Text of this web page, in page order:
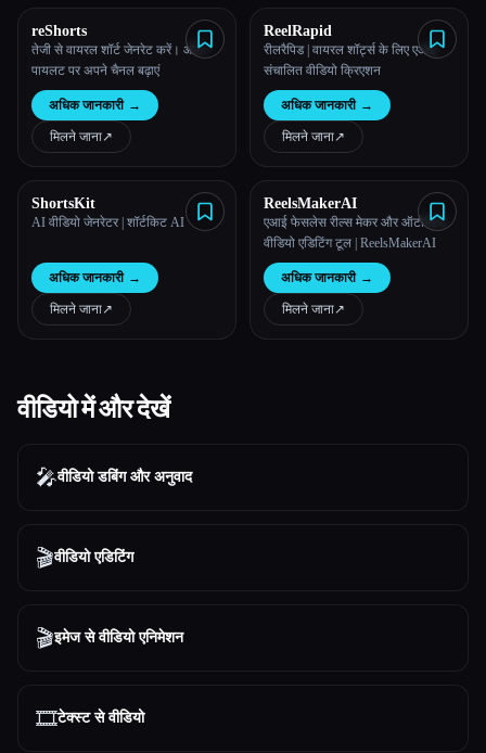
reShorts
तेजी से वायरल शॉर्ट जेनरेट करें। ऑटो-
पायलट पर अपने चैनल बढ़ाएं
अधिक जानकारी →
मिलने जाना↗︎
ReelRapid
रीलरैपिड | वायरल शॉर्ट्स के लिए एआई-
संचालित वीडियो क्रिएशन
अधिक जानकारी →
मिलने जाना↗︎
ShortsKit
AI वीडियो जेनरेटर | शॉर्टकिट AI
अधिक जानकारी →
मिलने जाना↗︎
ReelsMakerAI
एआई फेसलेस रील्स मेकर और ऑटोमेटेड
वीडियो एडिटिंग टूल | ReelsMakerAI
अधिक जानकारी →
मिलने जाना↗︎
वीडियो में और देखें
🎤वीडियो डबिंग और अनुवाद
🎬वीडियो एडिटिंग
🎬इमेज से वीडियो एनिमेशन
🎞️टेक्स्ट से वीडियो